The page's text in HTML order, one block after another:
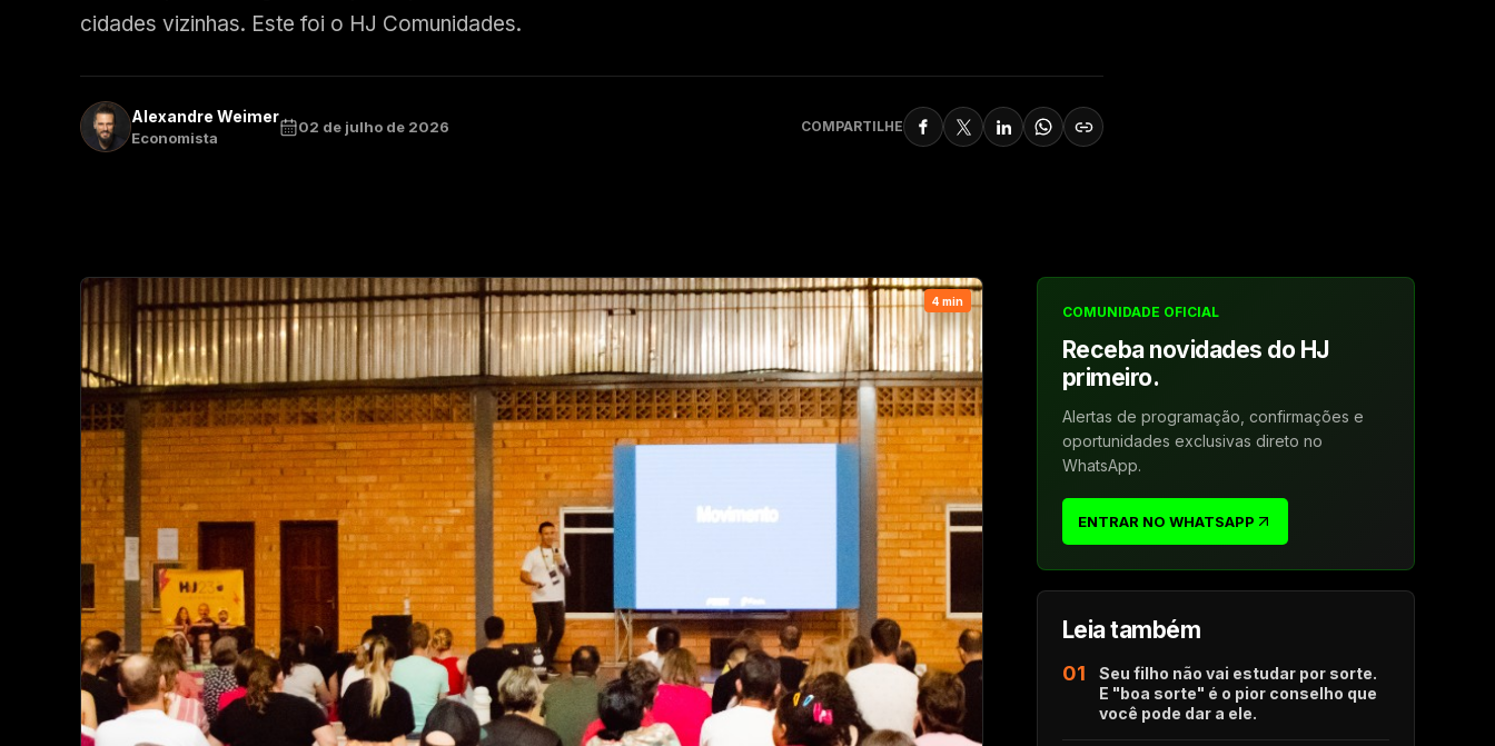
cidades vizinhas. Este foi o HJ Comunidades.
Alexandre Weimer
Economista
02 de julho de 2026 COMPARTILHE
4 min
COMUNIDADE OFICIAL
Receba novidades do HJ
primeiro.
Alertas de programação, confirmações e
oportunidades exclusivas direto no
WhatsApp.
ENTRAR NO WHATSAPP
Leia também
01
Seu filho não vai estudar por sorte.
E "boa sorte" é o pior conselho que
você pode dar a ele.